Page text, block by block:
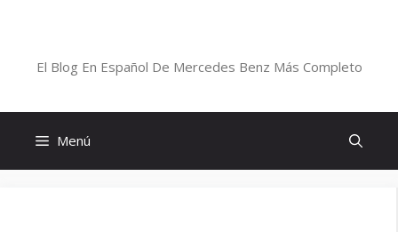
El Blog En Español De Mercedes Benz Más Completo
Menú